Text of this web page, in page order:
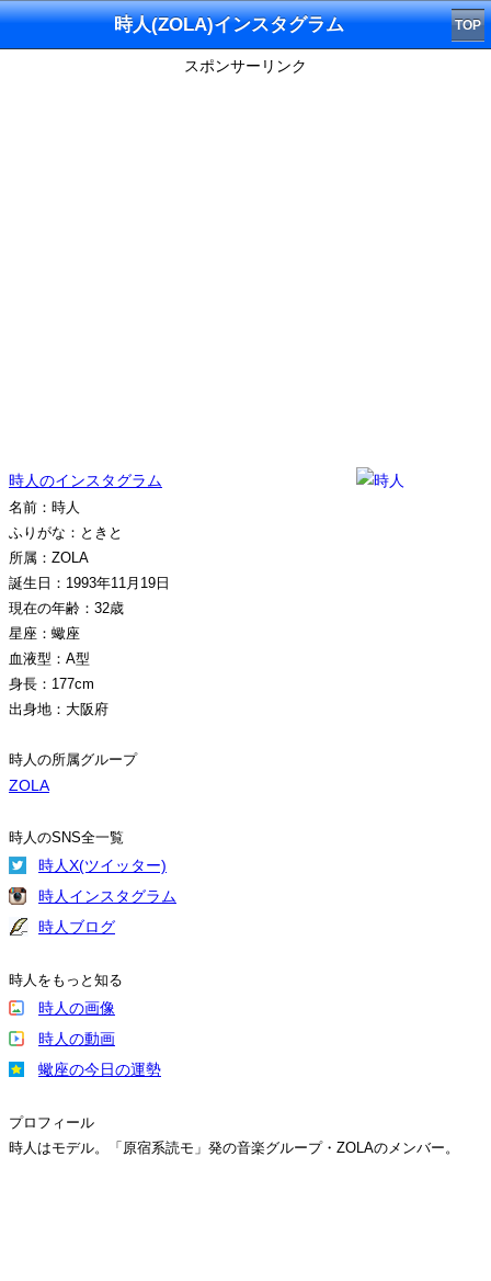
時人(ZOLA)インスタグラム TOP
スポンサーリンク
時人のインスタグラム
名前：時人
ふりがな：ときと
所属：ZOLA
誕生日：1993年11月19日
現在の年齢：32歳
星座：蠍座
血液型：A型
身長：177cm
出身地：大阪府
時人の所属グループ
ZOLA
時人のSNS全一覧
時人X(ツイッター)
時人インスタグラム
時人ブログ
時人をもっと知る
時人の画像
時人の動画
蠍座の今日の運勢
プロフィール
時人はモデル。「原宿系読モ」発の音楽グループ・ZOLAのメンバー。